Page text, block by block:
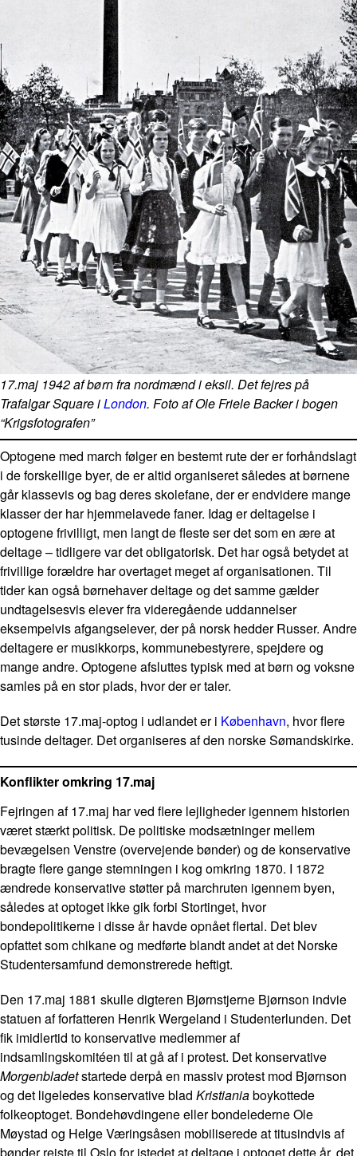
17.maj 1942 af børn fra nordmænd i eksil. Det fejres på
Trafalgar Square iLondon. Foto af Ole Friele Backer i bogen
“Krigsfotografen”
Optogene med march følger en bestemt rute der er forhåndslagt
i de forskellige byer, de er altid organiseret således at børnene
går klassevis og bag deres skolefane, der er endvidere mange
klasser der har hjemmelavede faner. Idag er deltagelse i
optogene frivilligt, men langt de fleste ser det som en ære at
deltage – tidligere var det obligatorisk. Det har også betydet at
frivillige forældre har overtaget meget af organisationen. Til
tider kan også børnehaver deltage og det samme gælder
undtagelsesvis elever fra videregående uddannelser
eksempelvis afgangselever, der på norsk hedder Russer. Andre
deltagere er musikkorps, kommunebestyrere, spejdere og
mange andre. Optogene afsluttes typisk med at børn og voksne
samles på en stor plads, hvor der er taler.
Det største 17.maj-optog i udlandet er i København, hvor flere
tusinde deltager. Det organiseres af den norske Sømandskirke.
Konflikter omkring 17.maj
Fejringen af 17.maj har ved flere lejligheder igennem historien
været stærkt politisk. De politiske modsætninger mellem
bevægelsen Venstre (overvejende bønder) og de konservative
bragte flere gange stemningen i kog omkring 1870. I 1872
ændrede konservative støtter på marchruten igennem byen,
således at optoget ikke gik forbi Stortinget, hvor
bondepolitikerne i disse år havde opnået flertal. Det blev
opfattet som chikane og medførte blandt andet at det Norske
Studentersamfund demonstrerede heftigt.
Den 17.maj 1881 skulle digteren Bjørnstjerne Bjørnson indvie
statuen af forfatteren Henrik Wergeland i Studenterlunden. Det
fik imidlertid to konservative medlemmer af
indsamlingskomitéen til at gå af i protest. Det konservative
Morgenbladetstartede derpå en massiv protest mod Bjørnson
og det ligeledes konservative blad Kristianiaboykottede
folkeoptoget. Bondehøvdingene eller bondelederne Ole
Møystad og Helge Væringsåsen mobiliserede at titusindvis af
bønder rejste til Oslo for istedet at deltage i optoget dette år, det